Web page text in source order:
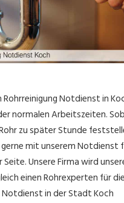
Rohrreinigung Notdienst in
normalen Arbeitszeiten.
zu später Stunde
mit unserem Notdienst
Seite. Unsere Firma wird
einen Rohrexperten für die
Notdienst in der Stadt Koch